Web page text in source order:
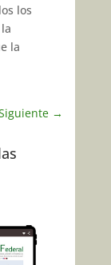
los
la
→